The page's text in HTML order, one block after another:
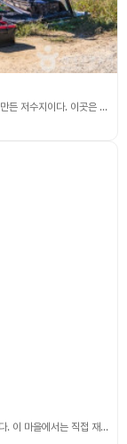
성내저수지는 아산시 북부를 흐르는 아산천의 지류 주천을 막아 만든 저수지이다. 이곳은 본래 1958년에 농업관개용으로 건설되었다. 낚시터로 이름이 나서 성내 내수면 어업계가 낚시터 임대 사용자로 지정되어 개인사업자와 재계약하에 낚시터를 운영하고 있다. 안골과 전원주택단지 앞 저수지를 따라 나무데크와 팔각정을 갖춘 산책로가 왕버들나무 사이로 조성되어 있다. 저수지 북쪽에는 고룡산, 남쪽에는 금산이 솟아 있는데, 등산로가 저수지와 인접한 고룡산은 낮지만 바
기쁨두배마을은 아산테크노밸리 인근에 위치한 농촌체험마을이다. 이 마을에서는 직접 재배한 농산물과 먹거리를 통해 계절별로 농촌 체험을 진행하고 있다. 아산의 특산물인 배를 이용한 배깍두기 담기와 배청 담기는 물론, 5~6월에는 토마토 모종 심기, 6월 중순~말에는 감자 캐기, 7월 중순~말에는 옥수수 따기, 6월 초~7월 중순에는 오디 따기, 9월 중순~10월 초에는 배 따기, 9월 말~10월 초에는 고구마 캐기 및 땅콩 캐기를 할 수 있다. 단, 해마다